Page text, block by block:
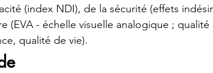
(index NDI), de la sécurité (effets
(EVA - échelle visuelle analogique ; qualité
qualité de vie).